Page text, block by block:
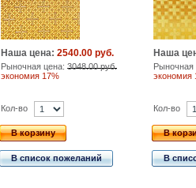
Наша цена: 2540.00 руб.
Рыночная цена: 3048.00 руб.
экономия 17%
Наша
экономия
Кол-во
В корзину
В список пожеланий
Кол-во
В
В